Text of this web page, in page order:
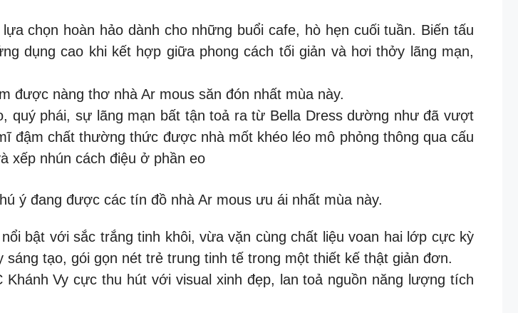
chọn hoàn hảo dành cho những buổi cafe, hò hẹn cuối tuần. Biến tấu
dụng cao khi kết hợp giữa phong cách tối giản và hơi thởy lãng mạn,
được nàng thơ nhà Ar mous săn đón nhất mùa này.
quý phái, sự lãng mạn bất tận toả ra từ Bella Dress dường như đã vượt
đậm chất thường thức được nhà mốt khéo léo mô phỏng thông qua cấu
xếp nhún cách điệu ở phần eo
ý đang được các tín đồ nhà Ar mous ưu ái nhất mùa này.
bật với sắc trắng tinh khôi, vừa vặn cùng chất liệu voan hai lớp cực kỳ
tạo, gói gọn nét trẻ trung tinh tế trong một thiết kế thật giản đơn.
Vy cực thu hút với visual xinh đẹp, lan toả nguồn năng lượng tích